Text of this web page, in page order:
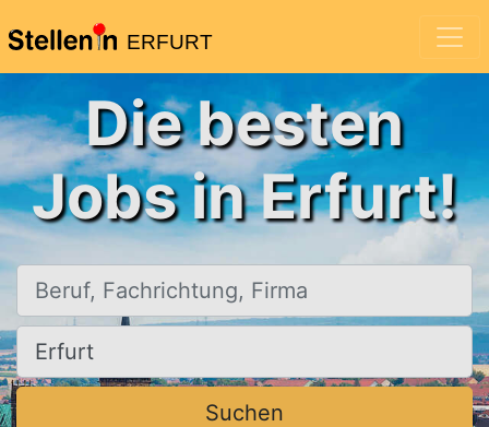
ERFURT
Die besten
Jobs in Erfurt!
Beruf, Fachrichtung, Firma
Ort, Stadt
Suchen